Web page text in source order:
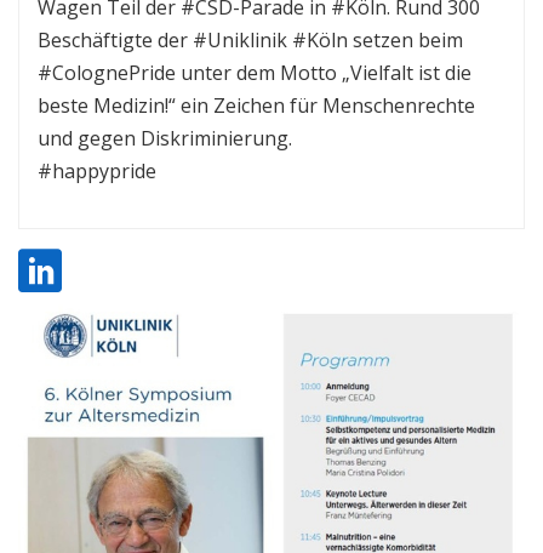
Wagen Teil der #CSD-Parade in #Köln. Rund 300
Beschäftigte der #Uniklinik #Köln setzen beim
#ColognePride unter dem Motto „Vielfalt ist die
beste Medizin!“ ein Zeichen für Menschenrechte
und gegen Diskriminierung.
#happypride